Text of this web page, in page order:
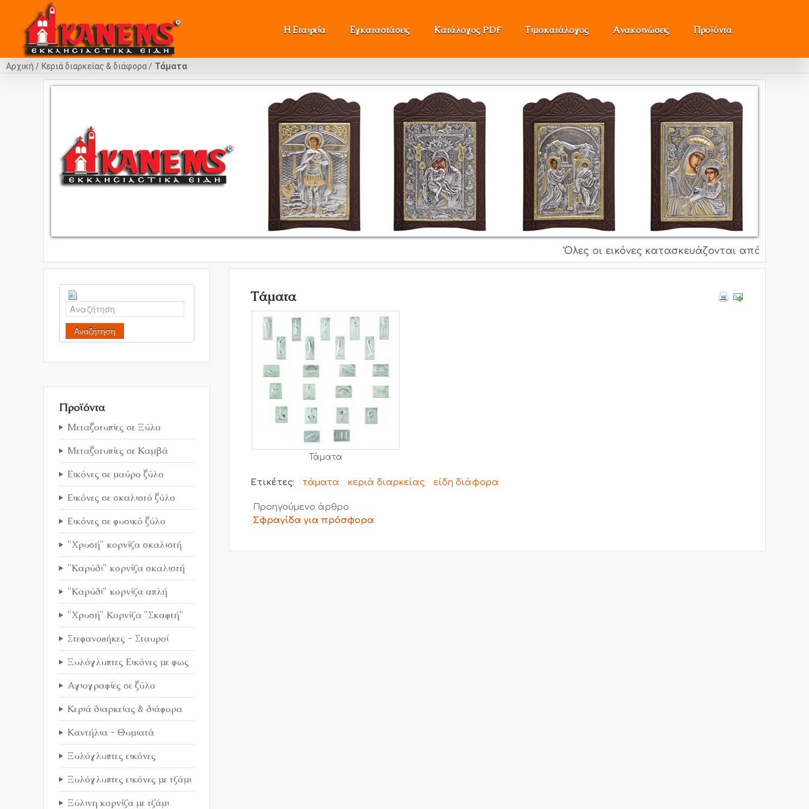
Η Εταιρεία Εγκαταστάσεις Κατάλογος PDF Τιμοκατάλογος Ανακοινώσεις Προϊόντα
Αρχική Κεριά διαρκείας & διάφορα Τάματα
Όλες οι εικόνες κατασκευάζονται από ασήμι
Αναζήτηση
Προϊόντα
Μεταξοτυπίες σε Ξύλο
Μεταξοτυπίες σε Καμβά
Εικόνες σε μαύρο ξύλο
Εικόνες σε σκαλιστό ξύλο
Εικόνες σε φυσικό ξύλο
"Χρυσή" κορνίζα σκαλιστή
"Καρύδι" κορνίζα σκαλιστή
"Καρύδι" κορνίζα απλή
"Χρυσή" Κορνίζα "Σκαφτή"
Στεφανοθήκες - Σταυροί
Ξυλόγλυπτες Εικόνες με φως
Αγιογραφίες σε ξύλο
Κεριά διαρκείας & διάφορα
Καντήλια - Θυμιατά
Ξυλόγλυπτες εικόνες
Ξυλόγλυπτες εικόνες με τζάμι
Ξύλινη κορνίζα με τζάμι
Τάματα
Τάματα
Ετικέτες: τάματα κεριά διαρκείας είδη διάφορα
Προηγούμενο άρθρο
Σφραγίδα για πρόσφορα